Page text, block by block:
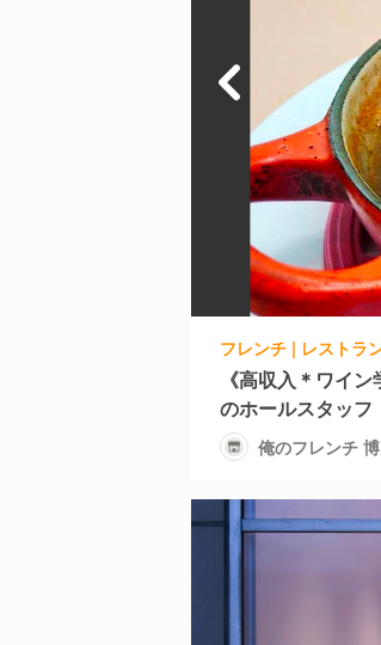
フレンチ | レストラ
《高収入＊ワイ
のホールスタッフ
俺のフレンチ